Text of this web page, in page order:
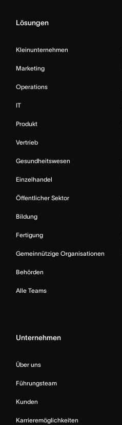
Lösungen
Kleinunternehmen
Marketing
Operations
IT
Produkt
Vertrieb
Gesundheitswesen
Einzelhandel
Öffentlicher Sektor
Bildung
Fertigung
Gemeinnützige Organisationen
Behörden
Alle Teams
Unternehmen
Über uns
Führungsteam
Kunden
Karrieremöglichkeiten